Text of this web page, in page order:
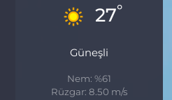
27°
Güneşli
Nem: %61
Rüzgar: 8.50 m/s